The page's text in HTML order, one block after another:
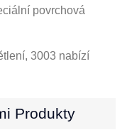
povrchová
3003 nabízí
Produkty